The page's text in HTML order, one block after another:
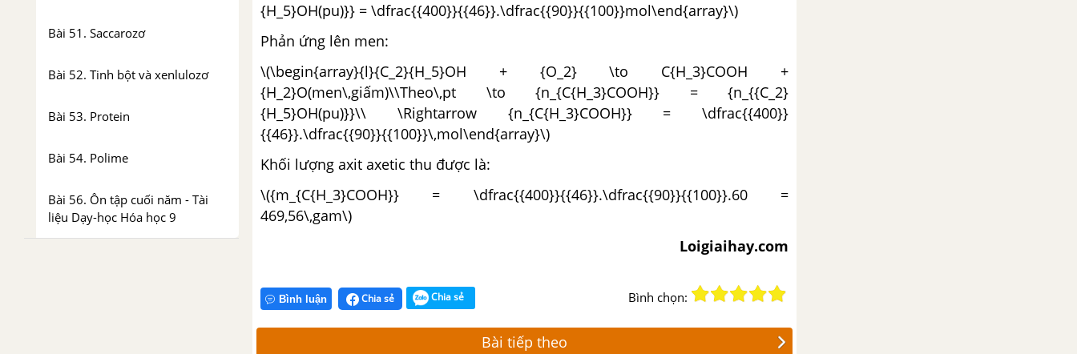
Bài 51. Saccarozơ
Bài 52. Tinh bột và xenlulozơ
Bài 53. Protein
Bài 54. Polime
Bài 56. Ôn tập cuối năm - Tài
liệu Dạy-học Hóa học 9
{H_5}OH(pu)}} = \dfrac{{400}}{{46}}.\dfrac{{90}}{{100}}mol\end{array}\)
Phản ứng lên men:
\(\begin{array}{l}{C_2}{H_5}OH + {O_2} \to C{H_3}COOH +
{H_2}O(men\,giấm)\\Theo\,pt \to {n_{C{H_3}COOH}} = {n_{{C_2}
{H_5}OH(pu)}}\\ \Rightarrow {n_{C{H_3}COOH}} = \dfrac{{400}}
{{46}}.\dfrac{{90}}{{100}}\,mol\end{array}\)
Khối lượng axit axetic thu được là:
\({m_{C{H_3}COOH}} = \dfrac{{400}}{{46}}.\dfrac{{90}}{{100}}.60 =
469,56\,gam\)
Loigiaihay.com
Bình luận Chia sẻ Chia sẻ Bình chọn:
Bài tiếp theo